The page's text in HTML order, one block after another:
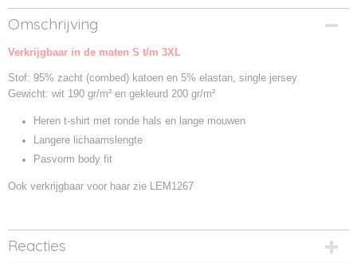
Productcode
LEM1265-01
Productcode leverancier
Omschrijving
Verkrijgbaar in de maten S t/m 3XL
Stof: 95% zacht (combed) katoen en 5% elastan, single jersey
Gewicht: wit 190 gr/m² en gekleurd 200 gr/m²
Heren t-shirt met ronde hals en lange mouwen
Langere lichaamslengte
Pasvorm body fit
Ook verkrijgbaar voor haar zie LEM1267
Reacties